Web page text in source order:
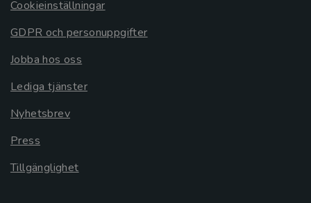
Cookieinställningar
GDPR och personuppgifter
Jobba hos oss
Lediga tjänster
Nyhetsbrev
Press
Tillgänglighet